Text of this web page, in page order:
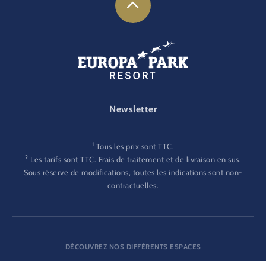
FOOTER-GATEWAY
Newsletter
1 Tous les prix sont TTC.
2 Les tarifs sont TTC. Frais de traitement et de livraison en sus.
Sous réserve de modifications, toutes les indications sont non-
contractuelles.
DÉCOUVREZ NOS DIFFÉRENTS ESPACES